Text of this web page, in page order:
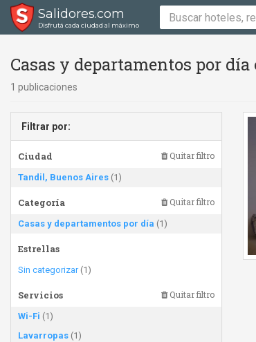
Salidores.com
Disfrutá cada ciudad al máximo
Casas y departamentos por
1 publicaciones
Filtrar por:
Ciudad Quitar filtro
Tandil, Buenos Aires (1)
Categoría Quitar filtro
Casas y departamentos por día (1)
Estrellas
Sin categorizar(1)
Servicios Quitar filtro
Wi-Fi (1)
Lavarropas (1)